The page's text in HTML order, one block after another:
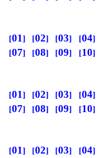
01 02 03 04
07
08 09 10
01 02 03 04
07
08 09 10
01 02 03 04